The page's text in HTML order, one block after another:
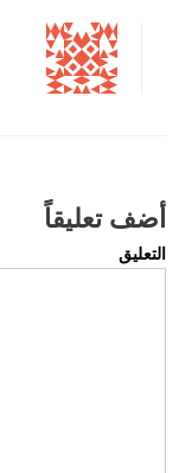
أضف تعليقاً
التعليق